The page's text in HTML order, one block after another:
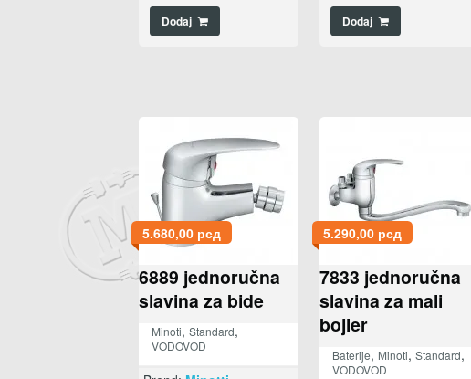
Dodaj Dodaj
5.680,00 рсд
6889 jednoručna
slavina za bide
Minoti, Standard,
VODOVOD
5.290,00 рсд
7833 jednoručna
slavina za mali
bojler
Baterije, Minoti, Standard,
VODOVOD